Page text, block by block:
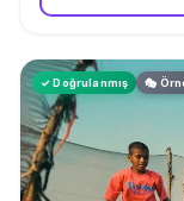
✓ Doğrulanmış 🎭